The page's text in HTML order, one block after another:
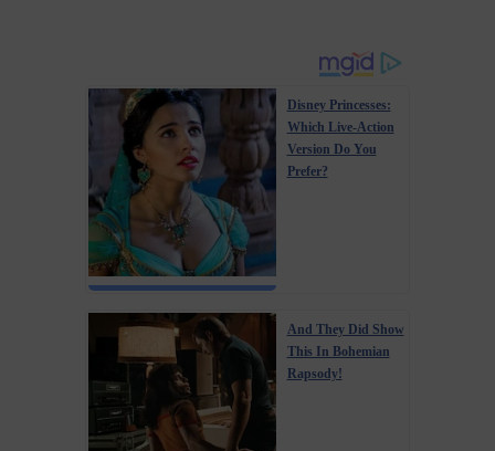
Disney Princesses:
Which Live-Action
Version Do You
Prefer?
And They Did Show
This In Bohemian
Rapsody!